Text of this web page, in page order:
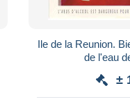
Ile de la Reunion.
de l'eau
±